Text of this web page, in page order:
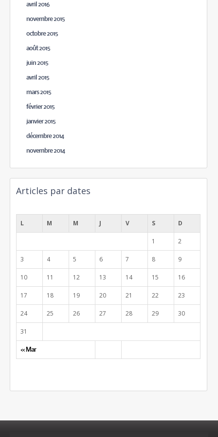
avril 2016
novembre 2015
octobre 2015
août 2015
juin 2015
avril 2015
mars 2015
février 2015
janvier 2015
décembre 2014
novembre 2014
Articles par dates
L M M J V S D
« Mar
1 2
3 4 5 6 7 8 9
10 11 12 13 14 15 16
17 18 19 20 21 22 23
24 25 26 27 28 29 30
31